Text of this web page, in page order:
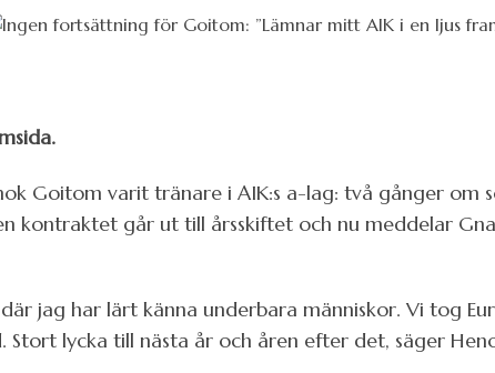
Goitom varit tränare i AIK:s a-lag: två gånger
kontraktet går ut till årsskiftet och nu meddelar
jag har lärt känna underbara människor. Vi tog
Stort lycka till nästa år och åren efter det, säger